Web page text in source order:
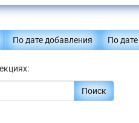
По дате добавления По
Поиск